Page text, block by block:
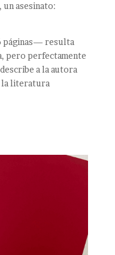
asesinato:
resulta
pero perfectamente
a la autora
la literatura